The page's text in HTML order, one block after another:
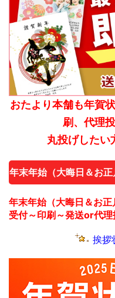
おたより本舗も年賀
刷、代理
丸投げしたい
年末年始（大晦日＆お
年末年始（大晦日＆お
受付～印刷～発送or代理
挨拶